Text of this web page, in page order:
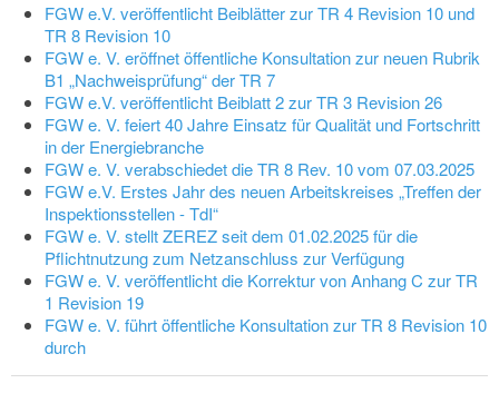
FGW e.V. veröffentlicht Beiblätter zur TR 4 Revision 10 und
TR 8 Revision 10
FGW e. V. eröffnet öffentliche Konsultation zur neuen Rubrik
B1 „Nachweisprüfung“ der TR 7
FGW e.V. veröffentlicht Beiblatt 2 zur TR 3 Revision 26
FGW e. V. feiert 40 Jahre Einsatz für Qualität und Fortschritt
in der Energiebranche
FGW e. V. verabschiedet die TR 8 Rev. 10 vom 07.03.2025
FGW e.V. Erstes Jahr des neuen Arbeitskreises „Treffen der
Inspektionsstellen - TdI“
FGW e. V. stellt ZEREZ seit dem 01.02.2025 für die
Pflichtnutzung zum Netzanschluss zur Verfügung
FGW e. V. veröffentlicht die Korrektur von Anhang C zur TR
1 Revision 19
FGW e. V. führt öffentliche Konsultation zur TR 8 Revision 10
durch